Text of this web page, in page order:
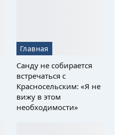
Главная
Санду не собирается
встречаться с
Красносельским: «Я не
вижу в этом
необходимости»